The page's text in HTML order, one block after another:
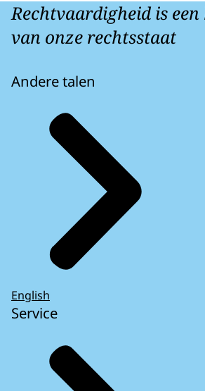
Rechtvaardigheid is
van onze rechtsstaat
Andere talen
English
Service